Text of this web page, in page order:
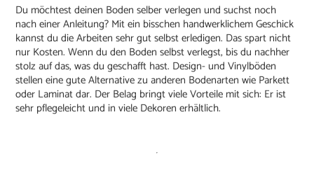
Du möchtest deinen Boden selber verlegen und suchst noch
nach einer Anleitung? Mit ein bisschen handwerklichem Geschick
kannst du die Arbeiten sehr gut selbst erledigen. Das spart nicht
nur Kosten. Wenn du den Boden selbst verlegst, bis du nachher
stolz auf das, was du geschafft hast. Design- und Vinylböden
stellen eine gute Alternative zu anderen Bodenarten wie Parkett
oder Laminat dar. Der Belag bringt viele Vorteile mit sich: Er ist
sehr pflegeleicht und in viele Dekoren erhältlich.